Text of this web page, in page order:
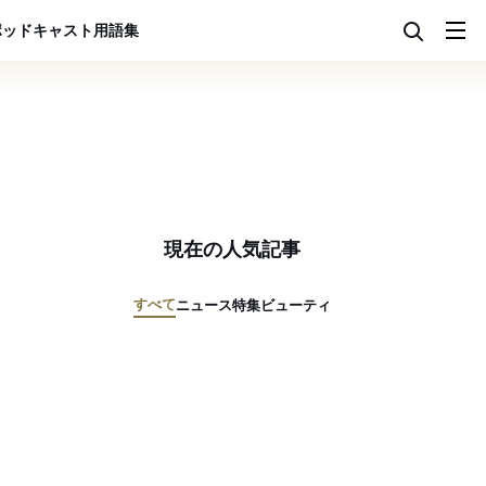
ドキャスト用語集
現在の人気記事
すべてニュース特集ビューティ